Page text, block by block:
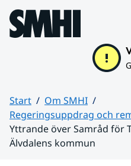
Hoppa till sidans innehåll
Start
Om SMHI
Regeringsuppdrag och
Yttrande över Samråd för
Älvdalens kommun